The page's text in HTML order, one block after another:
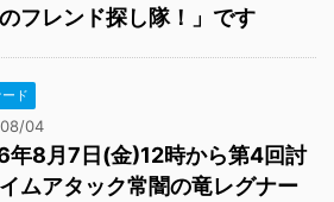
のフレンド探し隊！」です
ド
04
年8月7日(金)12時から第4回討
ムアタック常闇の竜レグナー